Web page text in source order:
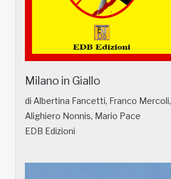
Milano in Giallo
di Albertina Fancetti, Franco Mercoli,
Alighiero Nonnis, Mario Pace
EDB Edizioni